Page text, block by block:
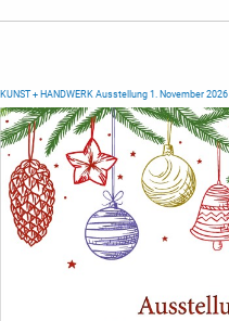
KUNST + HANDWERK Ausstellung 1. November 2026